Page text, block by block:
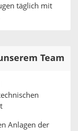
täglich mit
Team
Anlagen der